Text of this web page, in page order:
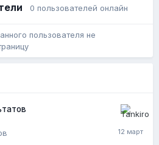
0 пользователей онлайн
пользователя не